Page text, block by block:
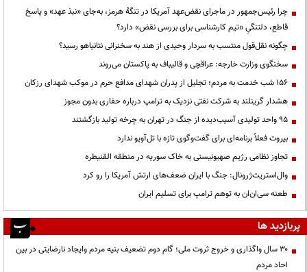
چرا رئیس‌جمهور در ماجرای نقض‌عهد آمریکا در تنگهٔ هرمز، به‌جای «نبذ عهد» و پاسخ
قاطع، دلتنگیِ «تیم کارشناسی برای بررسی نقض» دارد؟
چگونه نقل‌قول منتسب به سردار وحیدی از هند به سخنرانی نتانیاهو رسید؟
سخنگوی وزارت خارجه: عراقچی و قالیباف به پاکستان می‌روند
۱۵۶ شب خدمت به مردم؛ تجلیل از پدران شهدای مدافع حرم در موکب شهدای رزکان
هشدار گرینلند به شرکت نفتی نزدیک به ترامپ درباره حفاری بدون مجوز
95 واحد تولیدی آسیب‌دیده از جنگ در تهران به چرخه تولید بازگشتند
بیروت فعلاً برنامه‌ای برای گفت‌وگوی تازه با تل‌آویو ندارد
تجاوز نظامی رژیم صهیونیستی به خاک سوریه در منطقه القنیطره
وال‌استریت‌ژرونال: جنگ با ایران ضعف‌های ارتش آمریکا را رو کرد
طعنه سی‌ان‌ان به توهم ترامپ برای تسلیم ایران
پربازدید ها
۳۰ سال واگذاری و خروج ثروت ملی؛ گام دوم تضعیف بنیه مردم وایجاد نارضایتی در بین
احاد مردم